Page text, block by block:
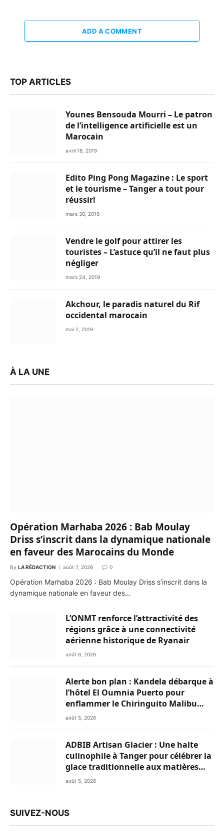
ADD A COMMENT
TOP ARTICLES
Younes Bensouda Mourri – Le patron
de l’intelligence artificielle est un
Marocain
avril 18, 2019
Edito Ping Pong Magazine : Le sport
et le tourisme – Tanger a tout pour
réussir!
mars 30, 2019
Vendre le golf pour attirer les
touristes – L’astuce qu’il ne faut plus
négliger
mars 24, 2019
Akchour, le paradis naturel du Rif
occidental marocain
mai 2, 2019
À LA UNE
Opération Marhaba 2026 : Bab Moulay
Driss s’inscrit dans la dynamique nationale
en faveur des Marocains du Monde
By LA RÉDACTION août 7, 2026 0
Opération Marhaba 2026 : Bab Moulay Driss s’inscrit dans la
dynamique nationale en faveur des…
L’ONMT renforce l’attractivité des
régions grâce à une connectivité
aérienne historique de Ryanair
août 6, 2026
Alerte bon plan : Kandela débarque à
l’hôtel El Oumnia Puerto pour
enflammer le Chiringuito Malibu
Club
août 5, 2026
ADBIB Artisan Glacier : Une halte
culinophile à Tanger pour célébrer la
glace traditionnelle aux matières
premières de choix
août 5, 2026
SUIVEZ-NOUS